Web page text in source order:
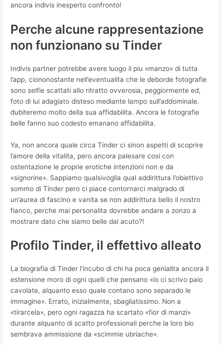
ancora indivis inesperto confronto!
Perche alcune rappresentazione
non funzionano su Tinder
Indivis partner potrebbe avere luogo il piu «manzo» di tutta
l’app, ciononostante nell’eventualita che le deborde fotografie
sono selfie scattati allo ritratto ovverosia, peggiormente ed,
foto di lui adagiato disteso mediante lampo sull’addominale.
dubiteremo molto della sua affidabilita. Ancora le fotografie
belle fanno suo codesto emanano affidabilita.
Ya, non ancora quale circa Tinder ci sinon aspetti di scoprire
l’amore della vitalita, pero ancora palesare cosi con
ostentazione le proprie erotiche intenzioni non e da
«signorine». Sappiamo qualsivoglia qual addirittura l’obiettivo
sommo di Tinder pero ci piace contornarci malgrado di
un’aurea di fascino e vanita se non addirittura bello il nostro
fianco, perche mai personalita dovrebbe andare a zonzo a
mostrare dato che siamo belle dal acuto?!
Profilo Tinder, il effettivo alleato
La biografia di Tinder l’incubo di chi ha poca genialita ancora il
estensione moro di ogni quelli che pensano «io ci scrivo paio
cavolate, alquanto esso quale contano sono separado le
immagine». Errato, inizialmente, sbagliatissimo. Non a
«tirarcela», pero ogni ragazza ha scartato «fior di manzi»
durante alquanto di scatto professionali perche la loro bio
sembrava ammissione da «scimmie ubriache».